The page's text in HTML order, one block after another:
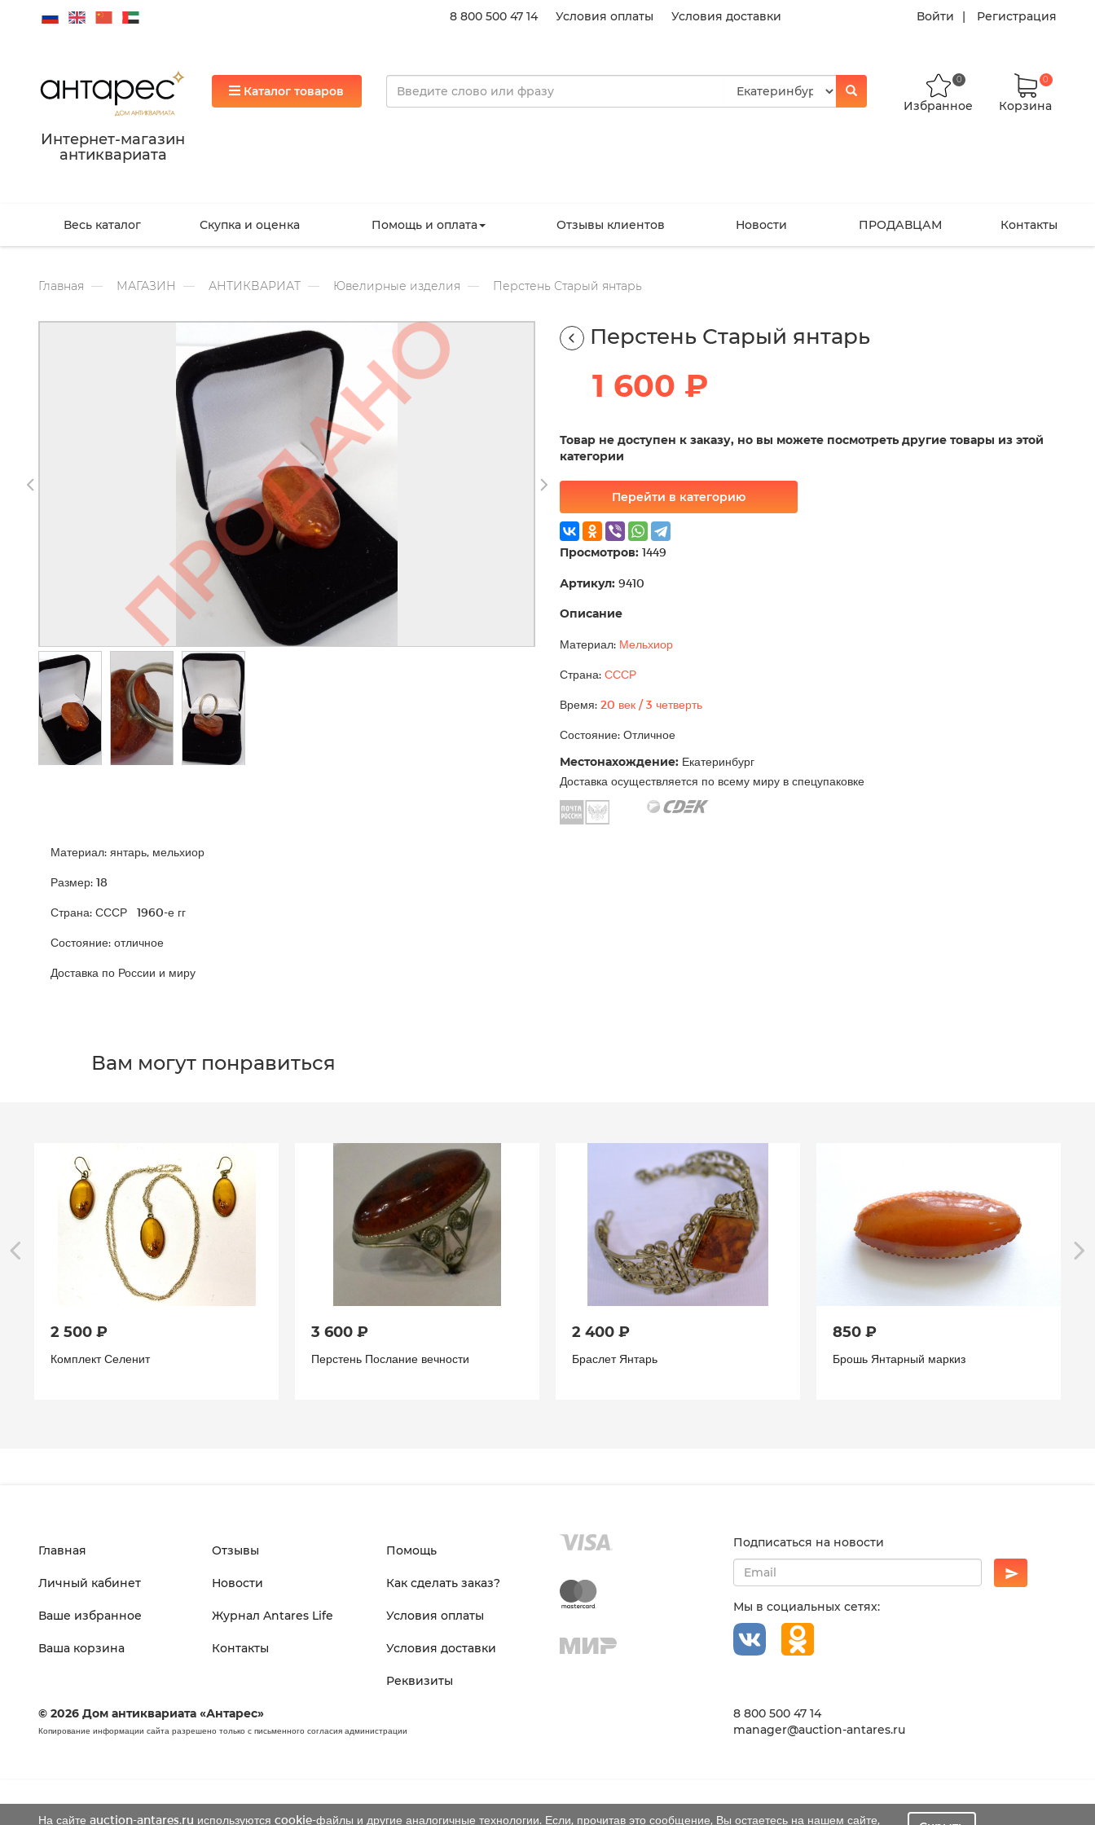
8 800 500 47 14 Условия оплаты Условия доставки Войти Регистрация
Интернет-магазин
антиквариата
Каталог товаров
Избранное
0
Корзина
0
Весь каталог Скупка и оценка Помощь и оплата Отзывы клиентов Новости ПРОДАВЦАМ Контакты
Главная МАГАЗИН АНТИКВАРИАТ Ювелирные изделия Перстень Старый янтарь
Перстень Старый янтарь
1 600 ₽
Товар не доступен к заказу, но вы можете посмотреть другие товары из этой
категории
Перейти в категорию
Просмотров: 1449
Артикул: 9410
Описание
Материал: Мельхиор
Страна: СССР
Время: 20 век / 3 четверть
Состояние: Отличное
Местонахождение: Екатеринбург
Доставка осуществляется по всему миру в спецупаковке
Материал: янтарь, мельхиор
Размер: 18
Страна: СССР 1960-е гг
Состояние: отличное
Доставка по России и миру
Вам могут понравиться
2 500 ₽
Комплект Селенит
3 600 ₽
Перстень Послание вечности
2 400 ₽
Браслет Янтарь
850 ₽
Брошь Янтарный маркиз
На сайте auction-antares.ru используются cookie-файлы и другие аналогичные технологии. Если, прочитав это сообщение, Вы остаетесь на нашем сайте,
Главная
Личный кабинет
Ваше избранное
Ваша корзина
Отзывы
Новости
Журнал Antares Life
Контакты
Помощь
Как сделать заказ?
Условия оплаты
Условия доставки
Реквизиты
Подписаться на новости
Мы в социальных сетях:
© 2026 Дом антиквариата «Антарес»
Копирование информации сайта разрешено только с письменного согласия администрации
8 800 500 47 14
manager@auction-antares.ru